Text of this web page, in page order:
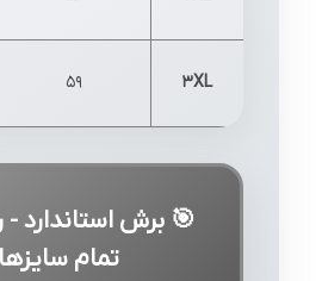
3XL
59
🎯 برش استاندارد -
تمام سایزها